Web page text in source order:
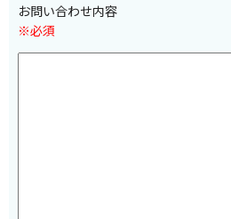
お問い合わせ内容
※必須